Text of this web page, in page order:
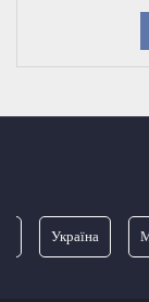
Україна